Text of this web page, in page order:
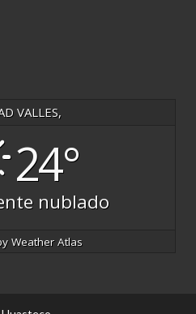
VALLES,
24°
nublado
Weather Atlas